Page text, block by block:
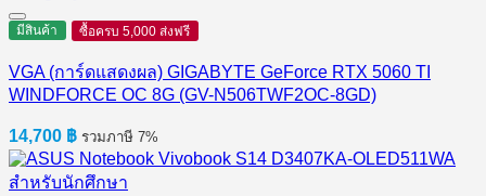
มีสินค้า ซื้อครบ 5,000 ส่งฟรี
VGA (การ์ดแสดงผล) GIGABYTE GeForce RTX 5060 TI
WINDFORCE OC 8G (GV-N506TWF2OC-8GD)
14,700 ฿ รวมภาษี 7%